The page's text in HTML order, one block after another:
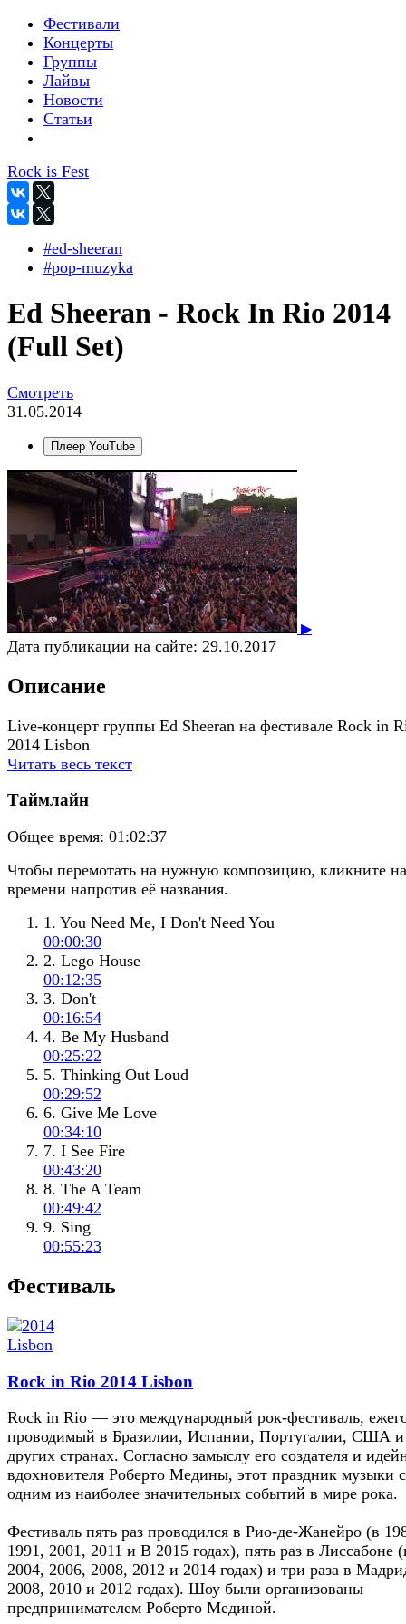
Фестивали
Концерты
Группы
Лайвы
Новости
Статьи
Rock is Fest
#ed-sheeran
#pop-muzyka
Ed Sheeran - Rock In Rio 2014
(Full Set)
Смотреть
31.05.2014
Плеер YouTube
▶
Дата публикации на сайте: 29.10.2017
Описание
Live-концерт группы Ed Sheeran на фестивале Rock in
2014 Lisbon
Читать весь текст
Таймлайн
Общее время: 01:02:37
Чтобы перемотать на нужную композицию, кликните на
времени напротив её названия.
1. You Need Me, I Don't Need You
00:00:30
2. Lego House
00:12:35
3. Don't
00:16:54
4. Be My Husband
00:25:22
5. Thinking Out Loud
00:29:52
6. Give Me Love
00:34:10
7. I See Fire
00:43:20
8. The A Team
00:49:42
9. Sing
00:55:23
Фестиваль
Rock in Rio 2014 Lisbon
Rock in Rio — это международный рок-фестиваль,
проводимый в Бразилии, Испании, Португалии, США и
других странах. Согласно замыслу его создателя и
вдохновителя Роберто Медины, этот праздник музыки
одним из наиболее значительных событий в мире рока.
Фестиваль пять раз проводился в Рио-де-Жанейро (в
1991, 2001, 2011 и В 2015 годах), пять раз в Лиссабоне
2004, 2006, 2008, 2012 и 2014 годах) и три раза в
2008, 2010 и 2012 годах). Шоу были организованы
предпринимателем Роберто Мединой.